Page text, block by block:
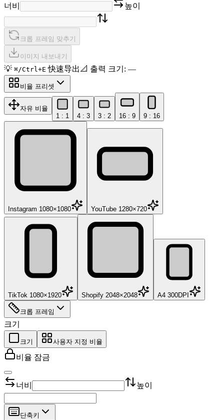
너비 높이
크롭 프레임 맞추기
이미지 내보내기
💡 ⌘/Ctrl+E 快速导出 📐 출력 크기 : —
비율 프리셋
자유 비율
1 : 1
4 : 3 3 : 2 16 : 9 9 : 16
Instagram 1080×1080 YouTube 1280×720
TikTok 1080×1920 Shopify 2048×2048 A4 300DPI
크롭 프레임
크기
크기 사용자 지정 비율
비율 잠금
너비 높이
단축키